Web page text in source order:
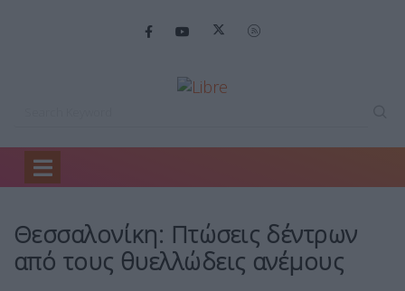
Home
Θεσσαλονίκη: Πτώσεις δέντρων
από τους θυελλώδεις ανέμους